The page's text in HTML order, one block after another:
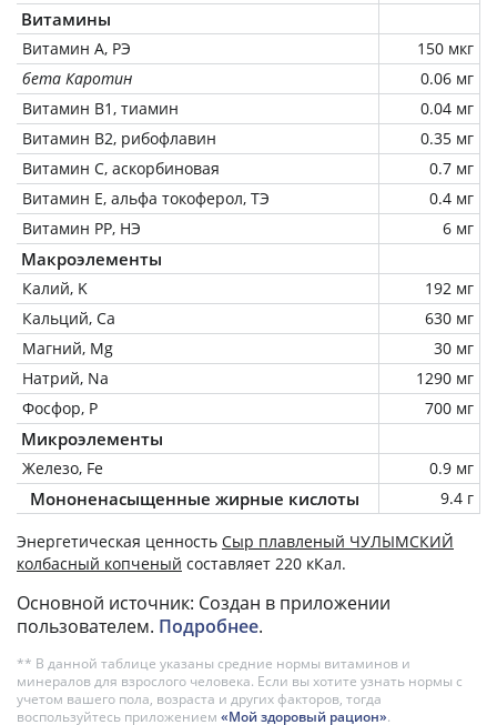
Витамины
Витамин А, РЭ
150 мкг
бета Каротин
0.06 мг
Витамин В1, тиамин
0.04 мг
Витамин В2, рибофлавин
0.35 мг
Витамин C, аскорбиновая
0.7 мг
Витамин Е, альфа токоферол, ТЭ
0.4 мг
Витамин РР, НЭ
6 мг
Макроэлементы
Калий, K
192 мг
Кальций, Ca
630 мг
Магний, Mg
30 мг
Натрий, Na
1290 мг
Фосфор, P
700 мг
Микроэлементы
Железо, Fe 0.9 мг
Мононенасыщенные жирные кислоты 9.4 г
Энергетическая ценность Сыр плавленый ЧУЛЫМСКИЙ
колбасный копченый составляет 220 кКал.
Основной источник: Создан в приложении
пользователем. Подробнее.
** В данной таблице указаны средние нормы витаминов и
минералов для взрослого человека. Если вы хотите узнать нормы с
учетом вашего пола, возраста и других факторов, тогда
воспользуйтесь приложением «Мой здоровый рацион».